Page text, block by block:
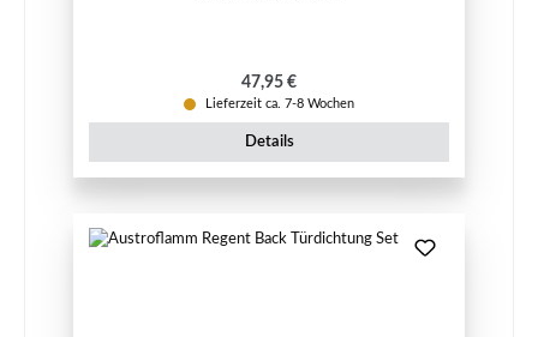
Regulärer Preis:
47,95 €
Lieferzeit ca. 7-8 Wochen
Details